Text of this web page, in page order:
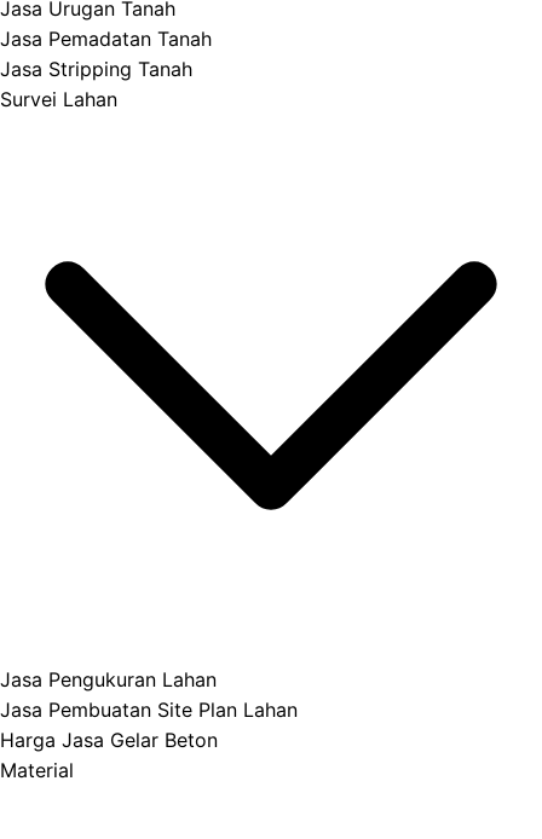
Jasa Urugan Tanah
Jasa Pemadatan Tanah
Jasa Stripping Tanah
Survei Lahan
Jasa Pengukuran Lahan
Jasa Pembuatan Site Plan Lahan
Harga Jasa Gelar Beton
Material